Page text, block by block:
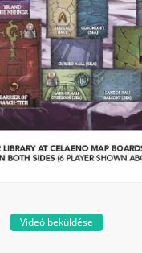
Videó beküldése